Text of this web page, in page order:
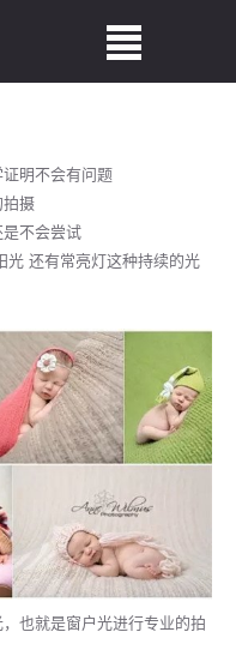
明不会有问题
拍摄
不会尝试
光 还有常亮灯这种持续的光
也就是窗户光进行专业的拍